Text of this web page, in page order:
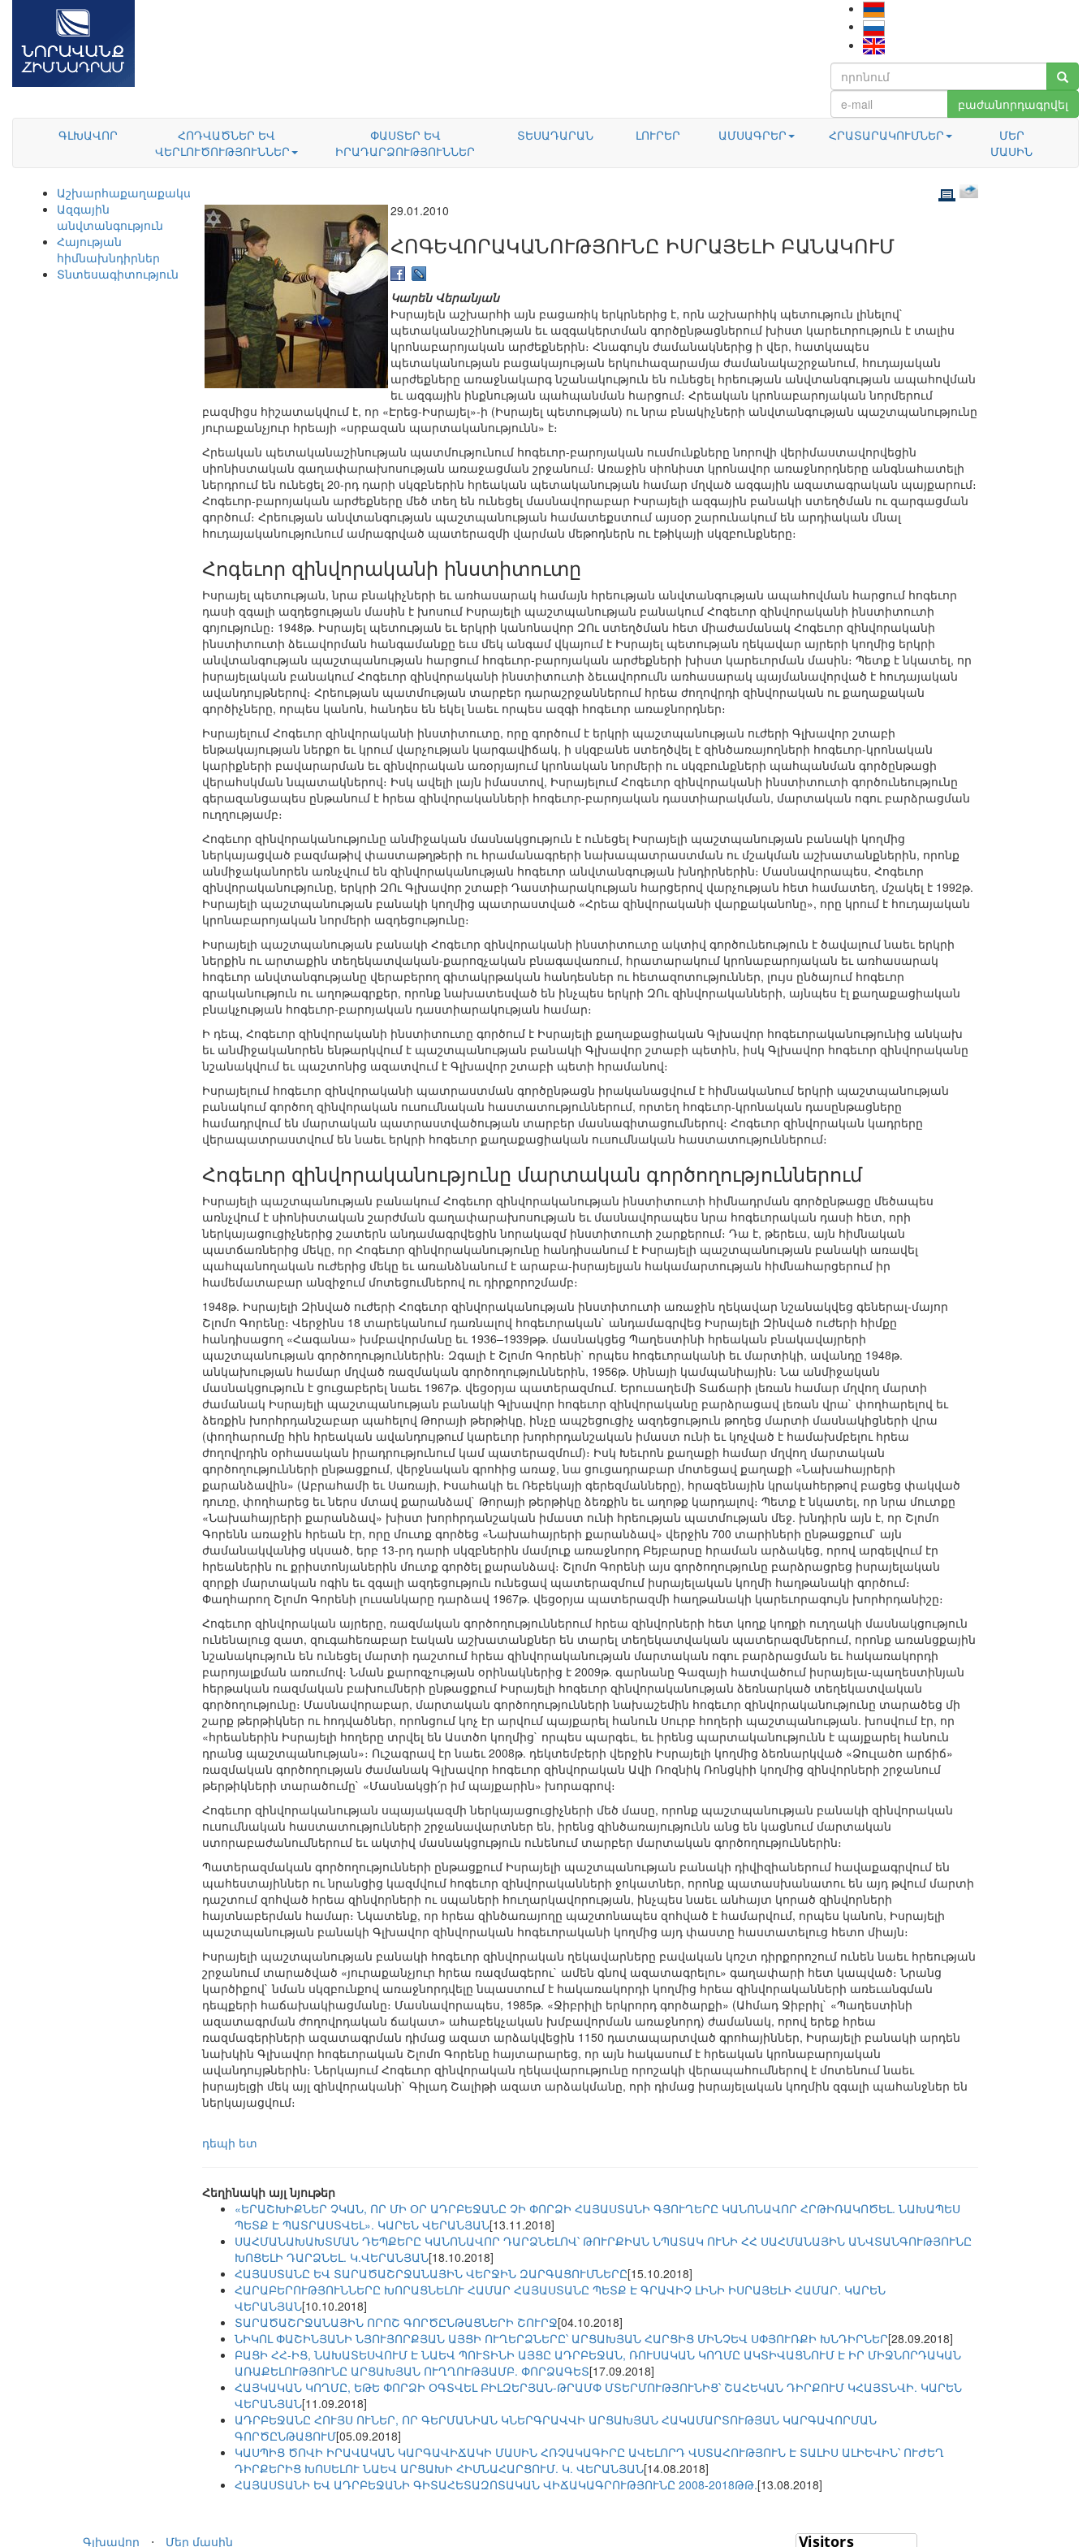
բաժանորդագրվել
ԳԼԽԱՎՈՐ
ՀՈԴՎԱԾՆԵՐ ԵՎ
ՎԵՐԼՈՒԾՈՒԹՅՈՒՆՆԵՐ
ՓԱՍՏԵՐ ԵՎ
ԻՐԱԴԱՐՁՈՒԹՅՈՒՆՆԵՐ
ՏԵՍԱԴԱՐԱՆ ԼՈՒՐԵՐ ԱՄՍԱԳՐԵՐ ՀՐԱՏԱՐԱԿՈՒՄՆԵՐ
ՄԵՐ
ՄԱՍԻՆ
Աշխարհաքաղաքականություն
Ազգային
անվտանգություն
Հայության
հիմնախնդիրներ
Տնտեսագիտություն
29.01.2010
ՀՈԳԵՎՈՐԱԿԱՆՈՒԹՅՈՒՆԸ ԻՍՐԱՅԵԼԻ ԲԱՆԱԿՈՒՄ
Կարեն Վերանյան
Իսրայելն աշխարհի այն բացառիկ երկրներից է, որն աշխարհիկ պետություն լինելով`
պետականաշինության եւ ազգակերտման գործընթացներում խիստ կարեւորություն է տալիս
կրոնաբարոյական արժեքներին։ Հնագույն ժամանակներից ի վեր, հատկապես
պետականության բացակայության երկուհազարամյա ժամանակաշրջանում, հուդայական
արժեքները առաջնակարգ նշանակություն են ունեցել հրեության անվտանգության ապահովման
եւ ազգային ինքնության պահպանման հարցում։ Հրեական կրոնաբարոյական նորմերում
բազմիցս հիշատակվում է, որ «Էրեց-Իսրայել»-ի (Իսրայել պետության) ու նրա բնակիչների անվտանգության պաշտպանությունը
յուրաքանչյուր հրեայի «սրբազան պարտականությունն» է։
Հրեական պետականաշինության պատմությունում հոգեւոր-բարոյական ուսմունքները նորովի վերիմաստավորվեցին
սիոնիստական գաղափարախոսության առաջացման շրջանում։ Առաջին սիոնիստ կրոնավոր առաջնորդները անգնահատելի
ներդրում են ունեցել 20-րդ դարի սկզբներին հրեական պետականության համար մղված ազգային ազատագրական պայքարում։
Հոգեւոր-բարոյական արժեքները մեծ տեղ են ունեցել մասնավորաբար Իսրայելի ազգային բանակի ստեղծման ու զարգացման
գործում։ Հրեության անվտանգության պաշտպանության համատեքստում այսօր շարունակում են արդիական մնալ
հուդայականությունում ամրագրված պատերազմի վարման մեթոդներն ու էթիկայի սկզբունքները։
Հոգեւոր զինվորականի ինստիտուտը
Իսրայել պետության, նրա բնակիչների եւ առհասարակ համայն հրեության անվտանգության ապահովման հարցում հոգեւոր
դասի զգալի ազդեցության մասին է խոսում Իսրայելի պաշտպանության բանակում Հոգեւոր զինվորականի ինստիտուտի
գոյությունը։ 1948թ. Իսրայել պետության եւ երկրի կանոնավոր ԶՈւ ստեղծման հետ միաժամանակ Հոգեւոր զինվորականի
ինստիտուտի ձեւավորման հանգամանքը եւս մեկ անգամ վկայում է Իսրայել պետության ղեկավար այրերի կողմից երկրի
անվտանգության պաշտպանության հարցում հոգեւոր-բարոյական արժեքների խիստ կարեւորման մասին։ Պետք է նկատել, որ
իսրայելական բանակում Հոգեւոր զինվորականի ինստիտուտի ձեւավորումն առհասարակ պայմանավորված է հուդայական
ավանդույթներով։ Հրեության պատմության տարբեր դարաշրջաններում հրեա ժողովրդի զինվորական ու քաղաքական
գործիչները, որպես կանոն, հանդես են եկել նաեւ որպես ազգի հոգեւոր առաջնորդներ։
Իսրայելում Հոգեւոր զինվորականի ինստիտուտը, որը գործում է երկրի պաշտպանության ուժերի Գլխավոր շտաբի
ենթակայության ներքո եւ կրում վարչության կարգավիճակ, ի սկզբանե ստեղծվել է զինծառայողների հոգեւոր-կրոնական
կարիքների բավարարման եւ զինվորական առօրյայում կրոնական նորմերի ու սկզբունքների պահպանման գործընթացի
վերահսկման նպատակներով։ Իսկ ավելի լայն իմաստով, Իսրայելում Հոգեւոր զինվորականի ինստիտուտի գործունեությունը
գերազանցապես ընթանում է հրեա զինվորականների հոգեւոր-բարոյական դաստիարակման, մարտական ոգու բարձրացման
ուղղությամբ։
Հոգեւոր զինվորականությունը անմիջական մասնակցություն է ունեցել Իսրայելի պաշտպանության բանակի կողմից
ներկայացված բազմաթիվ փաստաթղթերի ու հրամանագրերի նախապատրաստման ու մշակման աշխատանքներին, որոնք
անմիջականորեն առնչվում են զինվորականության հոգեւոր անվտանգության խնդիրներին։ Մասնավորապես, Հոգեւոր
զինվորականությունը, երկրի ԶՈւ Գլխավոր շտաբի Դաստիարակության հարցերով վարչության հետ համատեղ, մշակել է 1992թ.
Իսրայելի պաշտպանության բանակի կողմից պատրաստված «Հրեա զինվորականի վարքականոնը», որը կրում է հուդայական
կրոնաբարոյական նորմերի ազդեցությունը։
Իսրայելի պաշտպանության բանակի Հոգեւոր զինվորականի ինստիտուտը ակտիվ գործունեություն է ծավալում նաեւ երկրի
ներքին ու արտաքին տեղեկատվական-քարոզչական բնագավառում, հրատարակում կրոնաբարոյական եւ առհասարակ
հոգեւոր անվտանգությանը վերաբերող գիտակրթական հանդեսներ ու հետազոտություններ, լույս ընծայում հոգեւոր
գրականություն ու աղոթագրքեր, որոնք նախատեսված են ինչպես երկրի ԶՈւ զինվորականների, այնպես էլ քաղաքացիական
բնակչության հոգեւոր-բարոյական դաստիարակության համար։
Ի դեպ, Հոգեւոր զինվորականի ինստիտուտը գործում է Իսրայելի քաղաքացիական Գլխավոր հոգեւորականությունից անկախ
եւ անմիջականորեն ենթարկվում է պաշտպանության բանակի Գլխավոր շտաբի պետին, իսկ Գլխավոր հոգեւոր զինվորականը
նշանակվում եւ պաշտոնից ազատվում է Գլխավոր շտաբի պետի հրամանով։
Իսրայելում հոգեւոր զինվորականի պատրաստման գործընթացն իրականացվում է հիմնականում երկրի պաշտպանության
բանակում գործող զինվորական ուսումնական հաստատություններում, որտեղ հոգեւոր-կրոնական դասընթացները
համադրվում են մարտական պատրաստվածության տարբեր մասնագիտացումներով։ Հոգեւոր զինվորական կադրերը
վերապատրաստվում են նաեւ երկրի հոգեւոր քաղաքացիական ուսումնական հաստատություններում։
Հոգեւոր զինվորականությունը մարտական գործողություններում
Իսրայելի պաշտպանության բանակում Հոգեւոր զինվորականության ինստիտուտի հիմնադրման գործընթացը մեծապես
առնչվում է սիոնիստական շարժման գաղափարախոսության եւ մասնավորապես նրա հոգեւորական դասի հետ, որի
ներկայացուցիչներից շատերն անդամագրվեցին նորակազմ ինստիտուտի շարքերում։ Դա է, թերեւս, այն հիմնական
պատճառներից մեկը, որ Հոգեւոր զինվորականությունը հանդիսանում է Իսրայելի պաշտպանության բանակի առավել
պահպանողական ուժերից մեկը եւ առանձնանում է արաբա-իսրայելյան հակամարտության հիմնահարցերում իր
համեմատաբար անզիջում մոտեցումներով ու դիրքորոշմամբ։
1948թ. Իսրայելի Զինված ուժերի Հոգեւոր զինվորականության ինստիտուտի առաջին ղեկավար նշանակվեց գեներալ-մայոր
Շլոմո Գորենը։ Վերջինս 18 տարեկանում դառնալով հոգեւորական` անդամագրվեց Իսրայելի Զինված ուժերի հիմքը
հանդիսացող «Հագանա» խմբավորմանը եւ 1936–1939թթ. մասնակցեց Պաղեստինի հրեական բնակավայրերի
պաշտպանության գործողություններին։ Զգալի է Շլոմո Գորենի` որպես հոգեւորականի եւ մարտիկի, ավանդը 1948թ.
անկախության համար մղված ռազմական գործողություններին, 1956թ. Սինայի կամպանիային։ Նա անմիջական
մասնակցություն է ցուցաբերել նաեւ 1967թ. վեցօրյա պատերազմում. Երուսաղեմի Տաճարի լեռան համար մղվող մարտի
ժամանակ Իսրայելի պաշտպանության բանակի Գլխավոր հոգեւոր զինվորականը բարձրացավ լեռան վրա` փողհարելով եւ
ձեռքին խորհրդանշաբար պահելով Թորայի թերթիկը, ինչը ապշեցուցիչ ազդեցություն թողեց մարտի մասնակիցների վրա
(փողհարումը հին հրեական ավանդույթում կարեւոր խորհրդանշական իմաստ ունի եւ կոչված է համախմբելու հրեա
ժողովրդին օրհասական իրադրությունում կամ պատերազմում)։ Իսկ Խեւրոն քաղաքի համար մղվող մարտական
գործողությունների ընթացքում, վերջնական գրոհից առաջ, նա ցուցադրաբար մոտեցավ քաղաքի «Նախահայրերի
քարանձավին» (Աբրահամի եւ Սառայի, Իսահակի եւ Ռեբեկայի գերեզմանները), հրազենային կրակահերթով բացեց փակված
դուռը, փողհարեց եւ ներս մտավ քարանձավ` Թորայի թերթիկը ձեռքին եւ աղոթք կարդալով։ Պետք է նկատել, որ նրա մուտքը
«Նախահայրերի քարանձավ» խիստ խորհրդանշական իմաստ ունի հրեության պատմության մեջ. խնդիրն այն է, որ Շլոմո
Գորենն առաջին հրեան էր, որը մուտք գործեց «Նախահայրերի քարանձավ» վերջին 700 տարիների ընթացքում` այն
ժամանակվանից սկսած, երբ 13-րդ դարի սկզբներին մամլուք առաջնորդ Բեյբարսը հրաման արձակեց, որով արգելվում էր
հրեաներին ու քրիստոնյաներին մուտք գործել քարանձավ։ Շլոմո Գորենի այս գործողությունը բարձրացրեց իսրայելական
զորքի մարտական ոգին եւ զգալի ազդեցություն ունեցավ պատերազմում իսրայելական կողմի հաղթանակի գործում։
Փաղհարող Շլոմո Գորենի լուսանկարը դարձավ 1967թ. վեցօրյա պատերազմի հաղթանակի կարեւորագույն խորհրդանիշը։
Հոգեւոր զինվորական այրերը, ռազմական գործողություններում հրեա զինվորների հետ կողք կողքի ուղղակի մասնակցություն
ունենալուց զատ, զուգահեռաբար էական աշխատանքներ են տարել տեղեկատվական պատերազմներում, որոնք առանցքային
նշանակություն են ունեցել մարտի դաշտում հրեա զինվորականության մարտական ոգու բարձրացման եւ հակառակորդի
բարոյալքման առումով։ Նման քարոզչության օրինակներից է 2009թ. գարնանը Գազայի հատվածում իսրայելա-պաղեստինյան
հերթական ռազմական բախումների ընթացքում Իսրայելի հոգեւոր զինվորականության ձեռնարկած տեղեկատվական
գործողությունը։ Մասնավորաբար, մարտական գործողությունների նախաշեմին հոգեւոր զինվորականությունը տարածեց մի
շարք թերթիկներ ու հոդվածներ, որոնցում կոչ էր արվում պայքարել հանուն Սուրբ հողերի պաշտպանության. խոսվում էր, որ
«հրեաներին Իսրայելի հողերը տրվել են Աստծո կողմից` որպես պարգեւ, եւ իրենց պարտականությունն է պայքարել հանուն
դրանց պաշտպանության»։ Ուշագրավ էր նաեւ 2008թ. դեկտեմբերի վերջին Իսրայելի կողմից ձեռնարկված «Ձուլածո արճիճ»
ռազմական գործողության ժամանակ Գլխավոր հոգեւոր զինվորական Ավի Ռոզնիկ Ռոնցկիի կողմից զինվորների շրջանում
թերթիկների տարածումը` «Մասնակցի՛ր իմ պայքարին» խորագրով։
Հոգեւոր զինվորականության սպայակազմի ներկայացուցիչների մեծ մասը, որոնք պաշտպանության բանակի զինվորական
ուսումնական հաստատությունների շրջանավարտներ են, իրենց զինծառայությունն անց են կացնում մարտական
ստորաբաժանումներում եւ ակտիվ մասնակցություն ունենում տարբեր մարտական գործողություններին։
Պատերազմական գործողությունների ընթացքում Իսրայելի պաշտպանության բանակի դիվիզիաներում հավաքագրվում են
պահեստայիններ ու նրանցից կազմվում հոգեւոր զինվորականների ջոկատներ, որոնք պատասխանատու են այդ թվում մարտի
դաշտում զոհված հրեա զինվորների ու սպաների հուղարկավորության, ինչպես նաեւ անհայտ կորած զինվորների
հայտնաբերման համար։ Նկատենք, որ հրեա զինծառայողը պաշտոնապես զոհված է համարվում, որպես կանոն, Իսրայելի
պաշտպանության բանակի Գլխավոր զինվորական հոգեւորականի կողմից այդ փաստը հաստատելուց հետո միայն։
Իսրայելի պաշտպանության բանակի հոգեւոր զինվորական ղեկավարները բավական կոշտ դիրքորոշում ունեն նաեւ հրեության
շրջանում տարածված «յուրաքանչյուր հրեա ռազմագերու` ամեն գնով ազատագրելու» գաղափարի հետ կապված։ Նրանց
կարծիքով` նման սկզբունքով առաջնորդվելը նպաստում է հակառակորդի կողմից հրեա զինվորականների առեւանգման
դեպքերի հաճախակիացմանը։ Մասնավորապես, 1985թ. «Ջիբրիլի երկրորդ գործարքի» (Ահմադ Ջիբրիլ` «Պաղեստինի
ազատագրման ժողովրդական ճակատ» ահաբեկչական խմբավորման առաջնորդ) ժամանակ, որով երեք հրեա
ռազմագերիների ազատագրման դիմաց ազատ արձակվեցին 1150 դատապարտված գրոհայիններ, Իսրայելի բանակի արդեն
նախկին Գլխավոր հոգեւորական Շլոմո Գորենը հայտարարեց, որ այն հակասում է հրեական կրոնաբարոյական
ավանդույթներին։ Ներկայում Հոգեւոր զինվորական ղեկավարությունը որոշակի վերապահումներով է մոտենում նաեւ
իսրայելցի մեկ այլ զինվորականի` Գիլադ Շալիթի ազատ արձակմանը, որի դիմաց իսրայելական կողմին զգալի պահանջներ են
ներկայացվում։
դեպի ետ
Հեղինակի այլ նյութեր
«ԵՐԱՇԽԻՔՆԵՐ ՉԿԱՆ, ՈՐ ՄԻ ՕՐ ԱԴՐԲԵՋԱՆԸ ՉԻ ՓՈՐՁԻ ՀԱՅԱՍՏԱՆԻ ԳՅՈՒՂԵՐԸ ԿԱՆՈՆԱՎՈՐ ՀՐԹԻՌԱԿՈԾԵԼ. ՆԱԽԱՊԵՍ
ՊԵՏՔ Է ՊԱՏՐԱՍՏՎԵԼ». ԿԱՐԵՆ ՎԵՐԱՆՅԱՆ[13.11.2018]
ՍԱՀՄԱՆԱԽԱԽՏՄԱՆ ԴԵՊՔԵՐԸ ԿԱՆՈՆԱՎՈՐ ԴԱՐՁՆԵԼՈՎ՝ ԹՈՒՐՔԻԱՆ ՆՊԱՏԱԿ ՈՒՆԻ ՀՀ ՍԱՀՄԱՆԱՅԻՆ ԱՆՎՏԱՆԳՈՒԹՅՈՒՆԸ
ԽՈՑԵԼԻ ԴԱՐՁՆԵԼ. Կ.ՎԵՐԱՆՅԱՆ[18.10.2018]
ՀԱՅԱՍՏԱՆԸ ԵՎ ՏԱՐԱԾԱՇՐՋԱՆԱՅԻՆ ՎԵՐՋԻՆ ԶԱՐԳԱՑՈՒՄՆԵՐԸ[15.10.2018]
ՀԱՐԱԲԵՐՈՒԹՅՈՒՆՆԵՐԸ ԽՈՐԱՑՆԵԼՈՒ ՀԱՄԱՐ ՀԱՅԱՍՏԱՆԸ ՊԵՏՔ Է ԳՐԱՎԻՉ ԼԻՆԻ ԻՍՐԱՅԵԼԻ ՀԱՄԱՐ. ԿԱՐԵՆ
ՎԵՐԱՆՅԱՆ[10.10.2018]
ՏԱՐԱԾԱՇՐՋԱՆԱՅԻՆ ՈՐՈՇ ԳՈՐԾԸՆԹԱՑՆԵՐԻ ՇՈՒՐՋ[04.10.2018]
ՆԻԿՈԼ ՓԱՇԻՆՅԱՆԻ ՆՅՈՒՅՈՐՔՅԱՆ ԱՅՑԻ ՈՒՂԵՐՁՆԵՐԸ՝ ԱՐՑԱԽՅԱՆ ՀԱՐՑԻՑ ՄԻՆՉԵՎ ՍՓՅՈՒՌՔԻ ԽՆԴԻՐՆԵՐ[28.09.2018]
ԲԱՑԻ ՀՀ-ԻՑ, ՆԱԽԱՏԵՍՎՈՒՄ Է ՆԱԵՎ ՊՈՒՏԻՆԻ ԱՅՑԸ ԱԴՐԲԵՋԱՆ, ՌՈՒՍԱԿԱՆ ԿՈՂՄԸ ԱԿՏԻՎԱՑՆՈՒՄ Է ԻՐ ՄԻՋՆՈՐԴԱԿԱՆ
ԱՌԱՔԵԼՈՒԹՅՈՒՆԸ ԱՐՑԱԽՅԱՆ ՈՒՂՂՈՒԹՅԱՄԲ. ՓՈՐՁԱԳԵՏ[17.09.2018]
ՀԱՅԿԱԿԱՆ ԿՈՂՄԸ, ԵԹԵ ՓՈՐՁԻ ՕԳՏՎԵԼ ԲԻԼԶԵՐՅԱՆ-ԹՐԱՄՓ ՄՏԵՐՄՈՒԹՅՈՒՆԻՑ՝ ՇԱՀԵԿԱՆ ԴԻՐՔՈՒՄ ԿՀԱՅՏՆՎԻ. ԿԱՐԵՆ
ՎԵՐԱՆՅԱՆ[11.09.2018]
ԱԴՐԲԵՋԱՆԸ ՀՈՒՅՍ ՈՒՆԵՐ, ՈՐ ԳԵՐՄԱՆԻԱՆ ԿՆԵՐԳՐԱՎՎԻ ԱՐՑԱԽՅԱՆ ՀԱԿԱՄԱՐՏՈՒԹՅԱՆ ԿԱՐԳԱՎՈՐՄԱՆ
ԳՈՐԾԸՆԹԱՑՈՒՄ[05.09.2018]
ԿԱՍՊԻՑ ԾՈՎԻ ԻՐԱՎԱԿԱՆ ԿԱՐԳԱՎԻՃԱԿԻ ՄԱՍԻՆ ՀՌՉԱԿԱԳԻՐԸ ԱՎԵԼՈՐԴ ՎՍՏԱՀՈՒԹՅՈՒՆ Է ՏԱԼԻՍ ԱԼԻԵՎԻՆ՝ ՈՒԺԵՂ
ԴԻՐՔԵՐԻՑ ԽՈՍԵԼՈՒ ՆԱԵՎ ԱՐՑԱԽԻ ՀԻՄՆԱՀԱՐՑՈՒՄ. Կ. ՎԵՐԱՆՅԱՆ[14.08.2018]
ՀԱՅԱՍՏԱՆԻ ԵՎ ԱԴՐԲԵՋԱՆԻ ԳԻՏԱՀԵՏԱԶՈՏԱԿԱՆ ՎԻՃԱԿԱԳՐՈՒԹՅՈՒՆԸ 2008-2018ԹԹ.[13.08.2018]
Գլխավոր ⋅ Մեր մասին